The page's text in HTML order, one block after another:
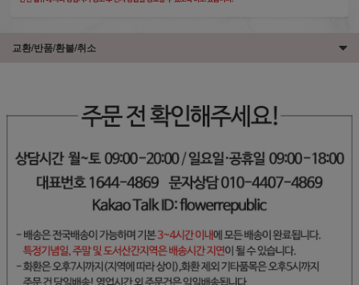
교환/반품/환불/취소